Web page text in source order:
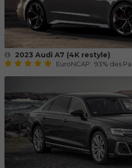
2023 Audi A7 (4K restyle)
EuroNCAP: 93% des